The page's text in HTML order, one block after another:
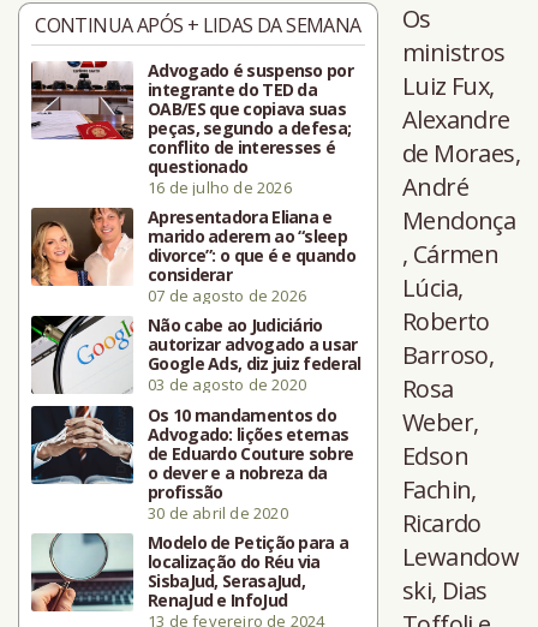
CONTINUA APÓS + LIDAS DA SEMANA
Advogado é suspenso por
integrante do TED da
OAB/ES que copiava suas
peças, segundo a defesa;
conflito de interesses é
questionado
16 de julho de 2026
Apresentadora Eliana e
marido aderem ao “sleep
divorce”: o que é e quando
considerar
07 de agosto de 2026
Não cabe ao Judiciário
autorizar advogado a usar
Google Ads, diz juiz federal
03 de agosto de 2020
Os 10 mandamentos do
Advogado: lições eternas
de Eduardo Couture sobre
o dever e a nobreza da
profissão
30 de abril de 2020
Modelo de Petição para a
localização do Réu via
SisbaJud, SerasaJud,
RenaJud e InfoJud
13 de fevereiro de 2024
Os
ministros
Luiz Fux,
Alexandre
de Moraes,
André
Mendonça
, Cármen
Lúcia,
Roberto
Barroso,
Rosa
Weber,
Edson
Fachin,
Ricardo
Lewandow
ski, Dias